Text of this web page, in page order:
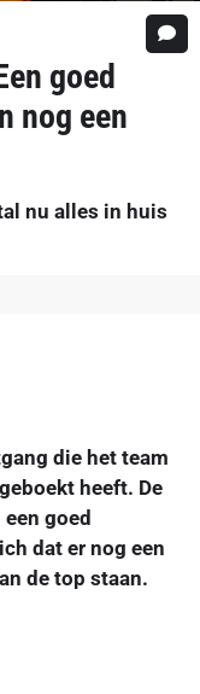
goed
nog een
nu alles in huis
die het team
heeft. De
goed
dat er nog een
de top staan.